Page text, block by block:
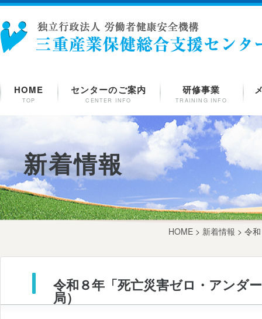
HOME
TOP
センターのご案内
CENTER INFO
研修事業
TRAINING INFO
新着情報
HOME > 新着情報 > 令
令和８年「死亡災害ゼロ・アンダ
局）